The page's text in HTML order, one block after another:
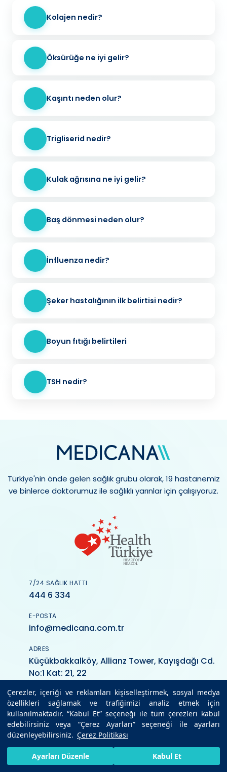
Çerezler, içeriği ve reklamları kişiselleştirmek, sosyal medya
özellikleri sağlamak ve trafiğimizi analiz etmek için
kullanılmaktadır. “Kabul Et” seçeneği ile tüm çerezleri kabul
edebilirsiniz veya “Çerez Ayarları” seçeneği ile ayarları
düzenleyebilirsiniz. Çerez Politikası
Ayarları Düzenle Kabul Et
Kolajen nedir?
Öksürüğe ne iyi gelir?
Kaşıntı neden olur?
Trigliserid nedir?
Kulak ağrısına ne iyi gelir?
Baş dönmesi neden olur?
İnfluenza nedir?
Şeker hastalığının ilk belirtisi nedir?
Boyun fıtığı belirtileri
TSH nedir?
Türkiye'nin önde gelen sağlık grubu olarak, 19 hastanemiz
ve binlerce doktorumuz ile sağlıklı yarınlar için çalışıyoruz.
7/24 SAĞLIK HATTI
444 6 334
E-POSTA
info@medicana.com.tr
ADRES
Küçükbakkalköy, Allianz Tower, Kayışdağı Cd.
No:1 Kat: 21, 22
Medicana
HIZLI RANDEVU AL BIZE ULAŞIN